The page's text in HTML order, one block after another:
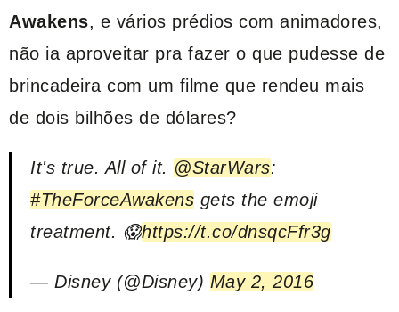
Awakens, e vários prédios com animadores,
não ia aproveitar pra fazer o que pudesse de
brincadeira com um filme que rendeu mais
de dois bilhões de dólares?
It's true. All of it. @StarWars:
#TheForceAwakens gets the emoji
treatment. 😱https://t.co/dnsqcFfr3g
— Disney (@Disney) May 2, 2016